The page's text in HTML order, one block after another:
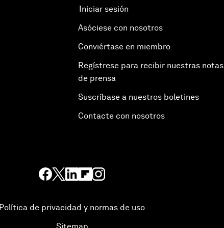
Iniciar sesión
Asóciese con nosotros
Conviértase en miembro
Regístrese para recibir nuestras notas
de prensa
Suscríbase a nuestros boletines
Contacte con nosotros
Política de privacidad y normas de uso